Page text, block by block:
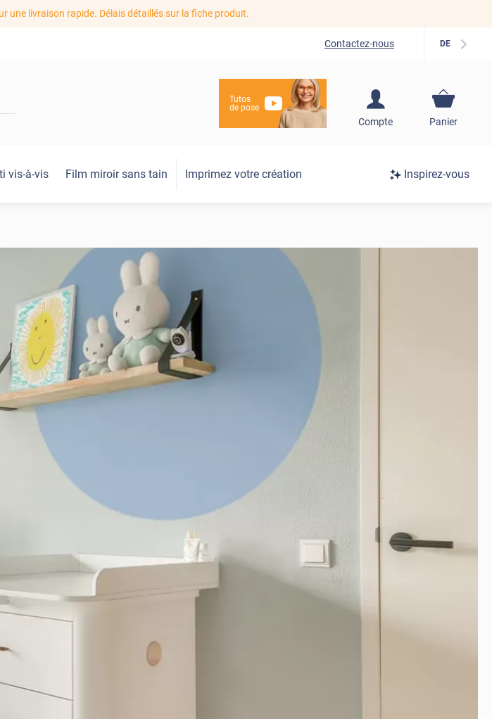
une livraison rapide. Délais détaillés sur la fiche produit.
Contactez-nous DE
Tutos
de pose
Compte
S'inscrire / Se
Panier
vis-à-vis Film miroir sans tain Imprimez votre création Inspirez-vous